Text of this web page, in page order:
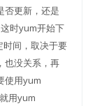
否更新，还是
时yum开始下
间，取决于要
也没关系，再
使用yum
用yum